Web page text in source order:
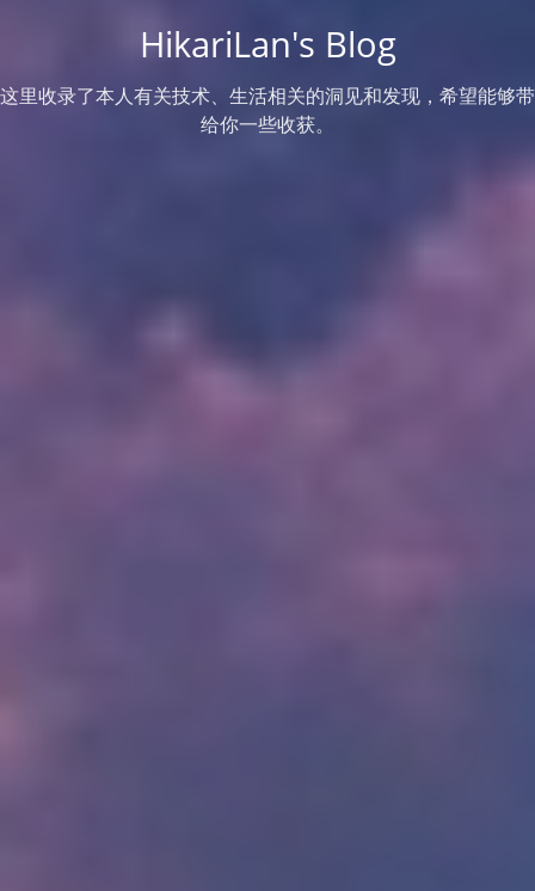
HikariLan's Blog
这里收录了本人有关技术、生活相关的洞见和发现，希望能够带
给你一些收获。